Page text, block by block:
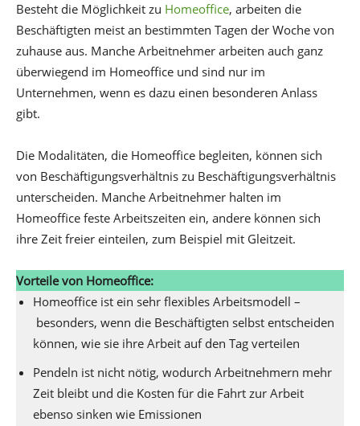
Besteht die Möglichkeit zu Homeoffice, arbeiten die
Beschäftigten meist an bestimmten Tagen der Woche von
zuhause aus. Manche Arbeitnehmer arbeiten auch ganz
überwiegend im Homeoffice und sind nur im
Unternehmen, wenn es dazu einen besonderen Anlass
gibt.
Die Modalitäten, die Homeoffice begleiten, können sich
von Beschäftigungsverhältnis zu Beschäftigungsverhältnis
unterscheiden. Manche Arbeitnehmer halten im
Homeoffice feste Arbeitszeiten ein, andere können sich
ihre Zeit freier einteilen, zum Beispiel mit Gleitzeit.
Vorteile von Homeoffice:
Homeoffice ist ein sehr flexibles Arbeitsmodell –
besonders, wenn die Beschäftigten selbst entscheiden
können, wie sie ihre Arbeit auf den Tag verteilen
Pendeln ist nicht nötig, wodurch Arbeitnehmern mehr
Zeit bleibt und die Kosten für die Fahrt zur Arbeit
ebenso sinken wie Emissionen